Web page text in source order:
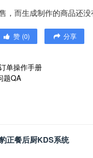
，而生成制作的商品还没
赞 (0) 分享
单操作手册
题QA
正餐后厨KDS系统